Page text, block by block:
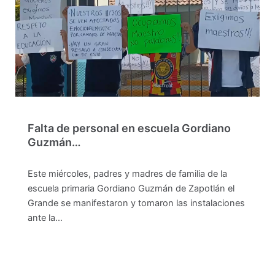
Falta de personal en escuela Gordiano
Guzmán…
Este miércoles, padres y madres de familia de la
escuela primaria Gordiano Guzmán de Zapotlán el
Grande se manifestaron y tomaron las instalaciones
ante la…